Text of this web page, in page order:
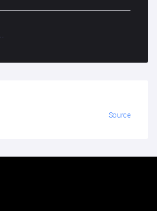
Source